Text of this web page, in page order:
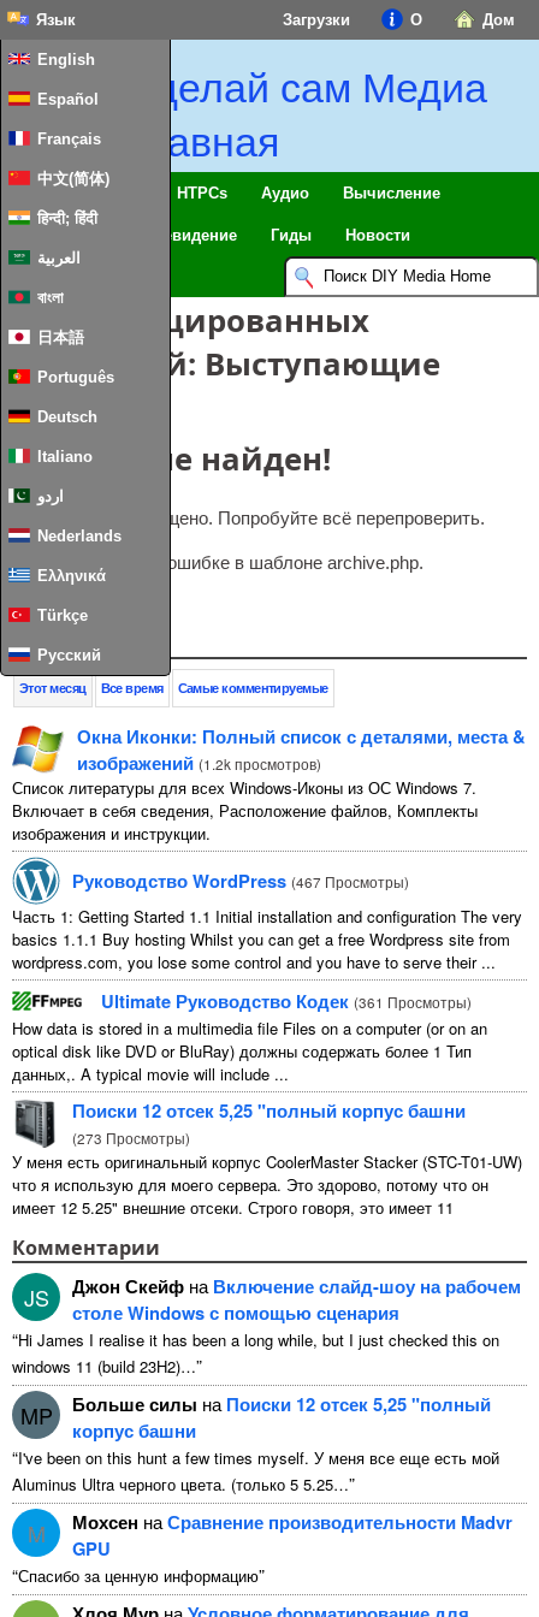
Дом
О
Загрузки
Язык
English
Español
Français
中文(简体)
हिन्दी; हिंदी
العربية
বাংলা
日本語
Português
Deutsch
Italiano
اردو
Nederlands
Ελληνικά
Türkçe
Русский
Сделай сам Медиа
Главная
Умный дом & IoT HTPCs Аудио Вычисление
Телевидение Гиды Новости
Классифицированных
сообщений: Выступающие
Ой, пост не найден!
Опс. Что-то пропущено. Попробуйте всё перепроверить.
Это сообщение об ошибке в шаблоне archive.php.
Популярный
Этот месяц Все время Самые комментируемые
Окна Иконки: Полный список с деталями, места &
изображений (1.2k просмотров)
Список литературы для всех Windows-Иконы из ОС Windows 7.
Включает в себя сведения, Расположение файлов, Комплекты
изображения и инструкции.
Руководство WordPress (467 Просмотры)
Часть 1: Getting Started 1.1 Initial installation and configuration The very
basics 1.1.1 Buy hosting Whilst you can get a free Wordpress site from
wordpress.com, you lose some control and you have to serve their...
Ultimate Руководство Кодек (361 Просмотры)
How data is stored in a multimedia file Files on a computer(or on an
optical disk like DVD or BluRay) должны содержать более 1 Тип
данных,. A typical movie will include ...
Поиски 12 отсек 5,25 "полный корпус башни
(273 Просмотры)
У меня есть оригинальный корпус CoolerMaster Stacker (STC-T01-UW)
что я использую для моего сервера. Это здорово, потому что он
имеет 12 5.25" внешние отсеки. Строго говоря, это имеет 11
Комментарии
JS Джон Скейф на Включение слайд-шоу на рабочем
столе Windows с помощью сценария
“Hi James I realise it has been a long while, but I just checked this on
windows 11 (build 23H2)…”
MP Больше силы на Поиски 12 отсек 5,25 "полный
корпус башни
“I've been on this hunt a few times myself. У меня все еще есть мой
Aluminus Ultra черного цвета. (только 5 5.25…”
M Мохсен наСравнение производительности Madvr
GPU
“Спасибо за ценную информацию”